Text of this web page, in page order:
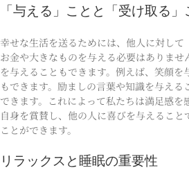
「与える」ことと「受け取る」
幸せな生活を送るためには、他人に対して
お金や大きなものを与える必要はありませ
を与えることもできます。例えば、笑顔
もできます。励ましの言葉や知識を与える
できます。これによって私たちは満足感を
自身を賞賛し、他の人に喜びを与えるこ
ことができます。
リラックスと睡眠の重要性